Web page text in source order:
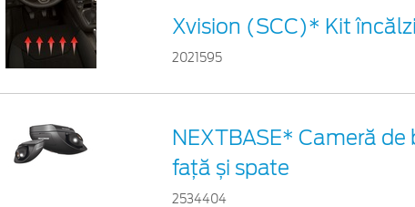
Xvision (SCC)* Kit
2021595
NEXTBASE* Cameră
față și spate
2534404